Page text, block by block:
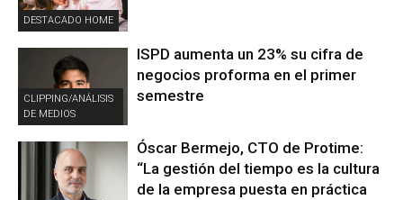
DESTACADO HOME
CLIPPING/ANÁLISIS
DE MEDIOS
ISPD aumenta un 23% su cifra de
negocios proforma en el primer
semestre
Óscar Bermejo, CTO de Protime:
“La gestión del tiempo es la cultura
de la empresa puesta en práctica